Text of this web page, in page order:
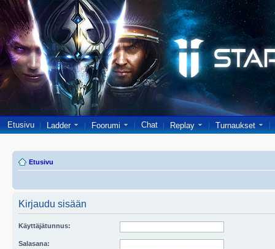
Etusivu Ladder Foorumi Chat Replay Turnaukset
Etusivu
Kirjaudu sisään
Käyttäjätunnus:
Salasana: